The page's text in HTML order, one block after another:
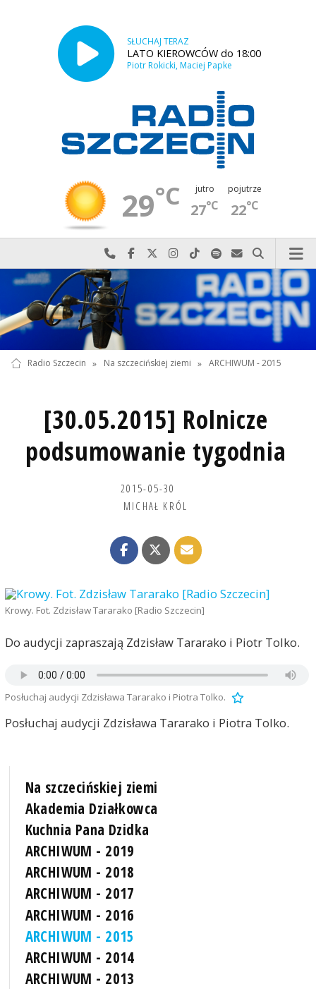
SŁUCHAJ TERAZ
LATO KIEROWCÓW do 18:00
Piotr Rokicki, Maciej Papke
29°C jutro
27°C
pojutrze
22°C
Najlepiej po prostu do nas zadzwoń
Odwiedź nas na Facebook-u
Odwiedź nas na X
Odwiedź nas na Instagram-ie
Odwiedź nas na TikTok-u
Szukaj nas na Spotify
Wyślij do nas
Szukaj
Radio Szczecin » Na szczecińskiej ziemi » ARCHIWUM - 2015
[30.05.2015] Rolnicze
podsumowanie tygodnia
2015-05-30
MICHAŁ KRÓL
Krowy. Fot. Zdzisław Tararako [Radio Szczecin]
Do audycji zapraszają Zdzisław Tararako i Piotr Tolko.
Posłuchaj audycji Zdzisława Tararako i Piotra Tolko.
Posłuchaj audycji Zdzisława Tararako i Piotra Tolko.
Na szczecińskiej ziemi
Akademia Działkowca
Kuchnia Pana Dzidka
ARCHIWUM - 2019
ARCHIWUM - 2018
ARCHIWUM - 2017
ARCHIWUM - 2016
ARCHIWUM - 2015
ARCHIWUM - 2014
ARCHIWUM - 2013